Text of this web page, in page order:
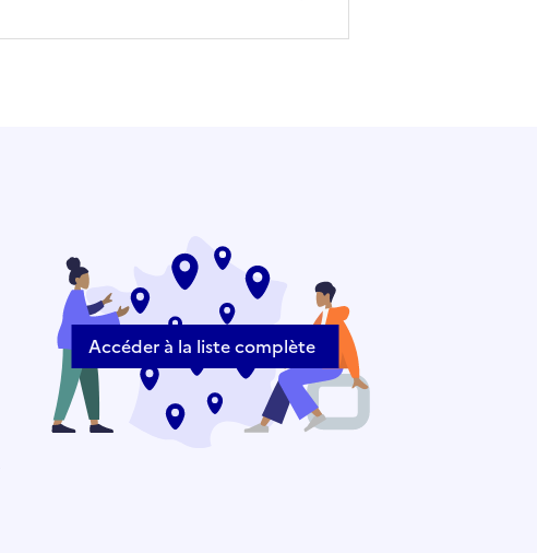
Accéder à la liste complète